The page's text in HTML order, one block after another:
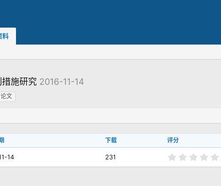
料
施研究 2016-11-14
论文
下载 评分
14 231